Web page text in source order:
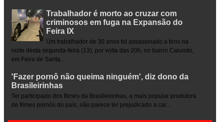
Trabalhador é morto ao cruzar com
criminosos em fuga na Expansão do
Feira IX
Um trabalhador de 30 anos foi assassinado a tiros na
noite desta segunda-feira (13), por volta das 20h, no bairro Calumbi,
em Feira de Santa...
'Fazer pornô não queima ninguém', diz dono da
Brasileirinhas
Ter participado dos filmes da Brasileirinhas, a mais popular produtora
de filmes pornôs do país, não parece ter prejudicado a car...